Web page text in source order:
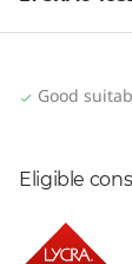
Value:1
Good
Eligible